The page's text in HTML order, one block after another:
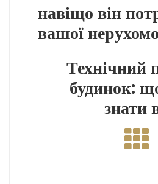
навіщо він
вашої
Технічний
будинок:
знати